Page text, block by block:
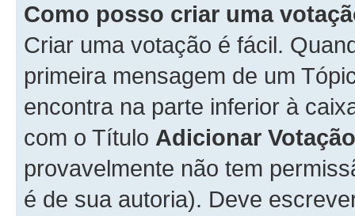
Como posso criar uma
Criar uma votação é fácil.
primeira mensagem de um
encontra na parte inferior à
com o Título Adicionar Votação
provavelmente não tem
é de sua autoria). Deve